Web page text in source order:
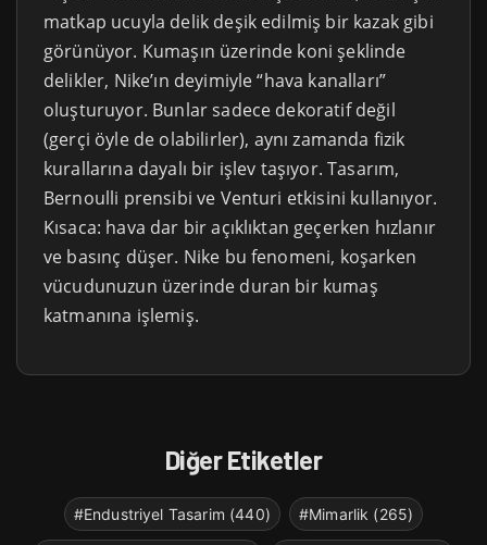
matkap ucuyla delik deşik edilmiş bir kazak gibi
görünüyor. Kumaşın üzerinde koni şeklinde
delikler, Nike’ın deyimiyle “hava kanalları”
oluşturuyor. Bunlar sadece dekoratif değil
(gerçi öyle de olabilirler), aynı zamanda fizik
kurallarına dayalı bir işlev taşıyor. Tasarım,
Bernoulli prensibi ve Venturi etkisini kullanıyor.
Kısaca: hava dar bir açıklıktan geçerken hızlanır
ve basınç düşer. Nike bu fenomeni, koşarken
vücudunuzun üzerinde duran bir kumaş
katmanına işlemiş.
Diğer Etiketler
#Endustriyel Tasarim (440) #Mimarlik (265)